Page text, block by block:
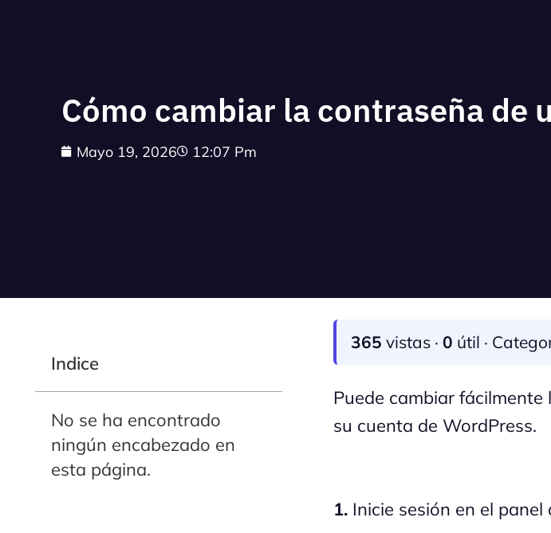
Cómo cambiar la contraseña de
Mayo 19, 2026 12:07 Pm
Indice
No se ha encontrado
ningún encabezado en
esta página.
365 vistas ·0 útil ·
Puede cambiar
su cuenta de WordPress.
1. Inicie sesión en el panel